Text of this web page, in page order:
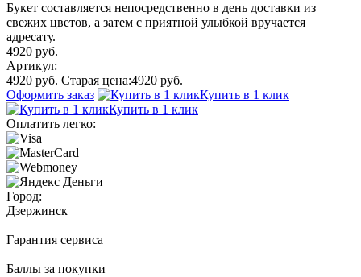
Букет составляется непосредственно в день доставки из
свежих цветов, а затем с приятной улыбкой вручается
адресату.
4920 руб.
Артикул:
4920 руб. Старая цена:4920 руб.
Оформить заказ
Купить в 1 клик
Купить в 1 клик
Оплатить легко:
Город:
Дзержинск
Гарантия сервиса
Баллы за покупки